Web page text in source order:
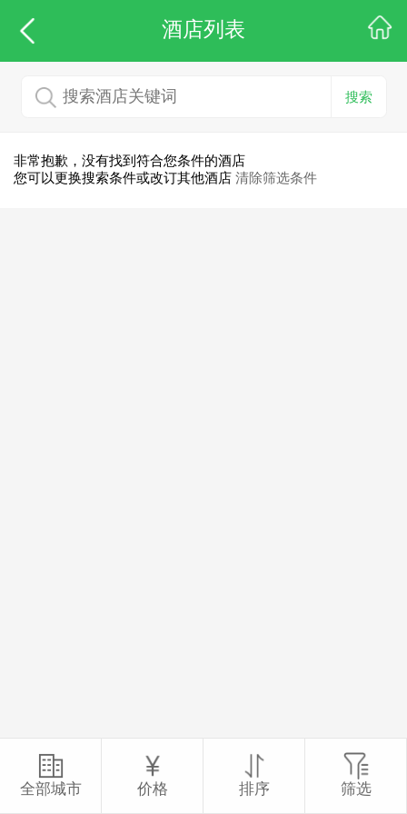
酒店列表
搜索
非常抱歉，没有找到符合您条件的酒店
您可以更换搜索条件或改订其他酒店 清除筛选条件
全部城市 价格 排序 筛选